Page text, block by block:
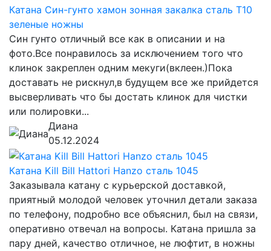
Катана Син-гунто хамон зонная закалка сталь T10
зеленые ножны
Син гунто отличный все как в описании и на
фото.Все понравилось за исключением того что
клинок закреплен одним мекуги(вклеен.)Пока
доставать не рискнул,в будущем все же прийдется
высверливать что бы достать клинок для чистки
или полировки...
Диана
05.12.2024
Катана Kill Bill Hattori Hanzo сталь 1045
Заказывала катану с курьерской доставкой,
приятный молодой человек уточнил детали заказа
по телефону, подробно все объяснил, был на связи,
оперативно отвечал на вопросы. Катана пришла за
пару дней, качество отличное, не люфтит, в ножны